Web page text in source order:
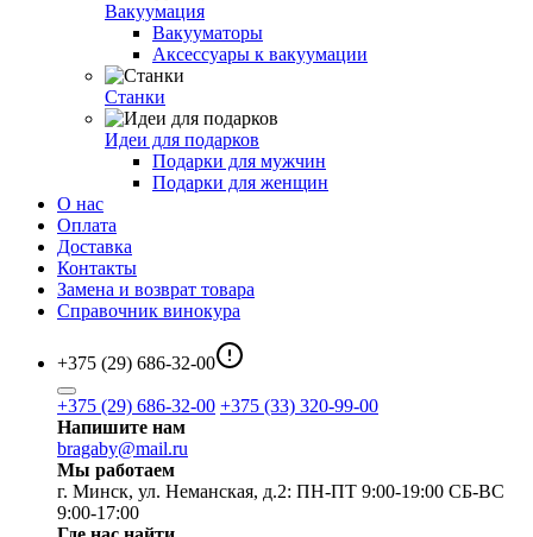
Вакуумация
Вакууматоры
Аксессуары к вакуумации
Станки
Идеи для подарков
Подарки для мужчин
Подарки для женщин
О нас
Оплата
Доставка
Контакты
Замена и возврат товара
Справочник винокура
+375 (29) 686-32-00
+375 (29) 686-32-00 +375 (33) 320-99-00
Напишите нам
bragaby@mail.ru
Мы работаем
г. Минск, ул. Неманская, д.2: ПН-ПТ 9:00-19:00 СБ-ВС
9:00-17:00